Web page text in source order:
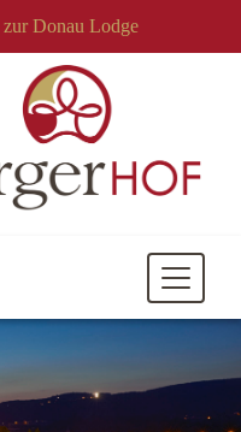
zur Donau Lodge
Mobile